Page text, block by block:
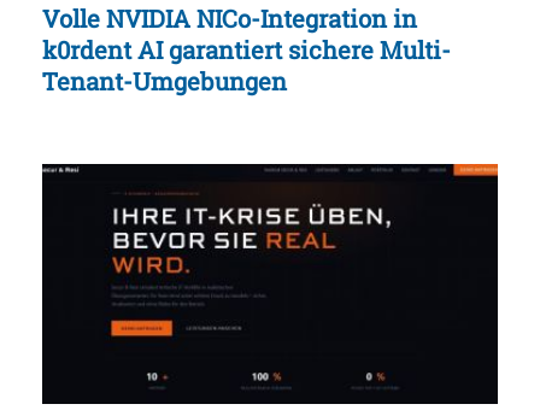
Volle NVIDIA NICo-Integration in
k0rdent AI garantiert sichere Multi-
Tenant-Umgebungen